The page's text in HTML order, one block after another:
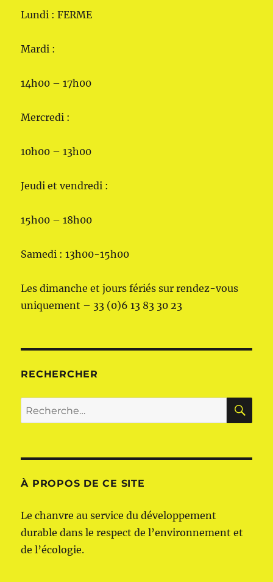
Lundi : FERME
Mardi :
14h00 – 17h00
Mercredi :
10h00 – 13h00
Jeudi et vendredi :
15h00 – 18h00
Samedi : 13h00-15h00
Les dimanche et jours fériés sur rendez-vous
uniquement – 33 (0)6 13 83 30 23
RECHERCHER
Recherche
pour :
À PROPOS DE CE SITE
Le chanvre au service du développement
durable dans le respect de l’environnement et
de l’écologie.